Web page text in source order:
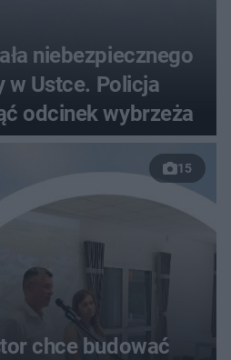
niebezpiecznego
w Ustce. Policja
odcinek wybrzeża
15
chce budować